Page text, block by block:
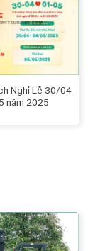
Nghỉ Lễ 30/04
năm 2025